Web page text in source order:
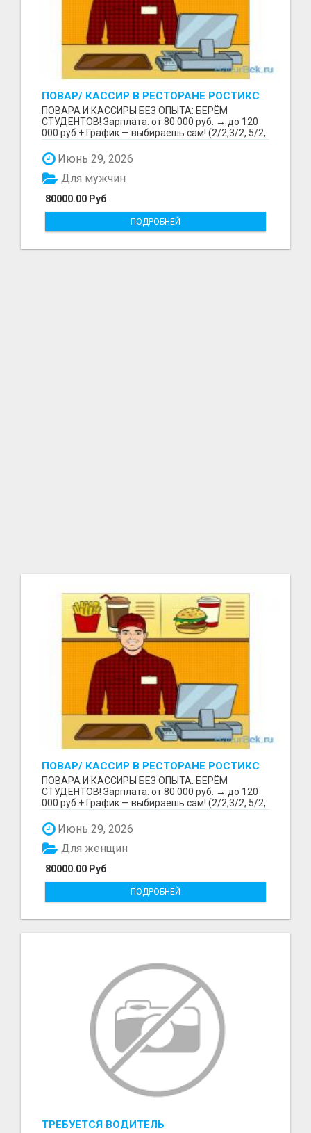
ПОВАР/ КАССИР В РЕСТОРАНЕ РОСТИКС
(КФС)
ПОВАРА И КАССИРЫ БЕЗ ОПЫТА: БЕРЁМ
СТУДЕНТОВ! Зарплата: от 80 000 руб. → до 120
000 руб.+ График — выбираешь сам! (2/2,3/2, 5/2,
Июнь 29, 2026
80000.00 Руб
Для мужчин
ПОДРОБНЕЙ
ПОВАР/ КАССИР В РЕСТОРАНЕ РОСТИКС
(КФС)
ПОВАРА И КАССИРЫ БЕЗ ОПЫТА: БЕРЁМ
СТУДЕНТОВ! Зарплата: от 80 000 руб. → до 120
000 руб.+ График — выбираешь сам! (2/2,3/2, 5/2,
Июнь 29, 2026
80000.00 Руб
Для женщин
ПОДРОБНЕЙ
ТРЕБУЕТСЯ ВОДИТЕЛЬ